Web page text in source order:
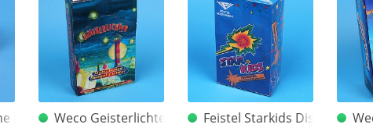
(kleines Logo)Weco Geisterlichter Display altes VPIFeistel Starkids Display